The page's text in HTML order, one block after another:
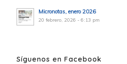
Micronotas, enero 2026
20 febrero, 2026 - 6:13 pm
Síguenos en Facebook